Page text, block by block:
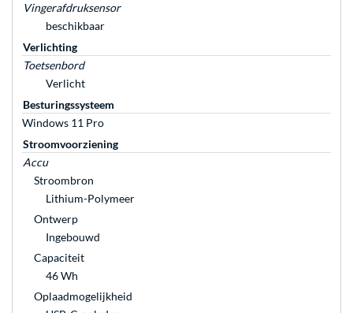
Vingerafdruksensor
beschikbaar
Verlichting
Toetsenbord
Verlicht
Besturingssysteem
Windows 11 Pro
Stroomvoorziening
Accu
Stroombron
Lithium-Polymeer
Ontwerp
Ingebouwd
Capaciteit
46 Wh
Oplaadmogelijkheid